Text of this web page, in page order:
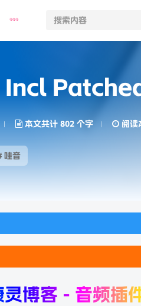
本文共计 802 个字 阅读
哇音
频插件，宿主